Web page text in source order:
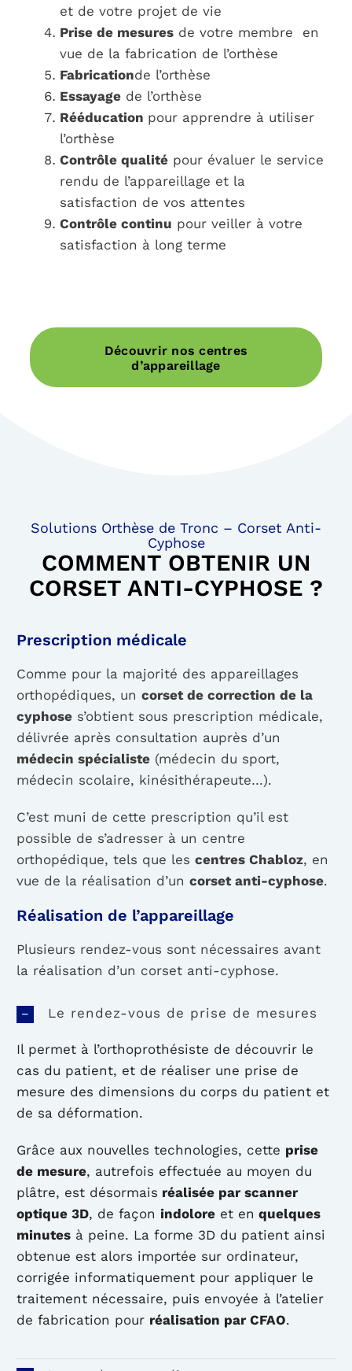
et de votre projet de vie
Prise de mesuresde votre membre en
vue de la fabrication de l’orthèse
Fabricationde l’orthèse
Essayagede l’orthèse
Rééducation pour apprendre à utiliser
l’orthèse
Contrôle qualitépour évaluer le service
rendu de l’appareillage et la
satisfaction de vos attentes
Contrôle continu pour veiller à votre
satisfaction à long terme
Découvrir nos centres
d’appareillage
Solutions Orthèse de Tronc – Corset Anti-
Cyphose
COMMENT OBTENIR UN
CORSET ANTI-CYPHOSE ?
Prescription médicale
Comme pour la majorité des appareillages
orthopédiques, un corset de correction de la
cyphoses’obtient sous prescription médicale,
délivrée après consultation auprès d’un
médecin spécialiste(médecin du sport,
médecin scolaire, kinésithérapeute…).
C’est muni de cette prescription qu’il est
possible de s’adresser à un centre
orthopédique, tels que les centres Chabloz, en
vue de la réalisation d’un corset anti-cyphose.
Réalisation de l’appareillage
Plusieurs rendez-vous sont nécessaires avant
la réalisation d’un corset anti-cyphose.
Le rendez-vous de prise de mesures
Il permet à l’orthoprothésiste de découvrir le
cas du patient, et de réaliser une prise de
mesure des dimensions du corps du patient et
de sa déformation.
Grâce aux nouvelles technologies, cette prise
de mesure, autrefois effectuée au moyen du
plâtre, est désormais réalisée par scanner
optique 3D, de façon indoloreet en quelques
minutesà peine. La forme 3D du patient ainsi
obtenue est alors importée sur ordinateur,
corrigée informatiquement pour appliquer le
traitement nécessaire, puis envoyée à l’atelier
de fabrication pour réalisation par CFAO.